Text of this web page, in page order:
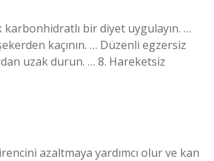
bir diyet uygulayın. …
kaçının. … Düzenli egzersiz
uzak durun. … 8. Hareketsiz
azaltmaya yardımcı olur ve kan